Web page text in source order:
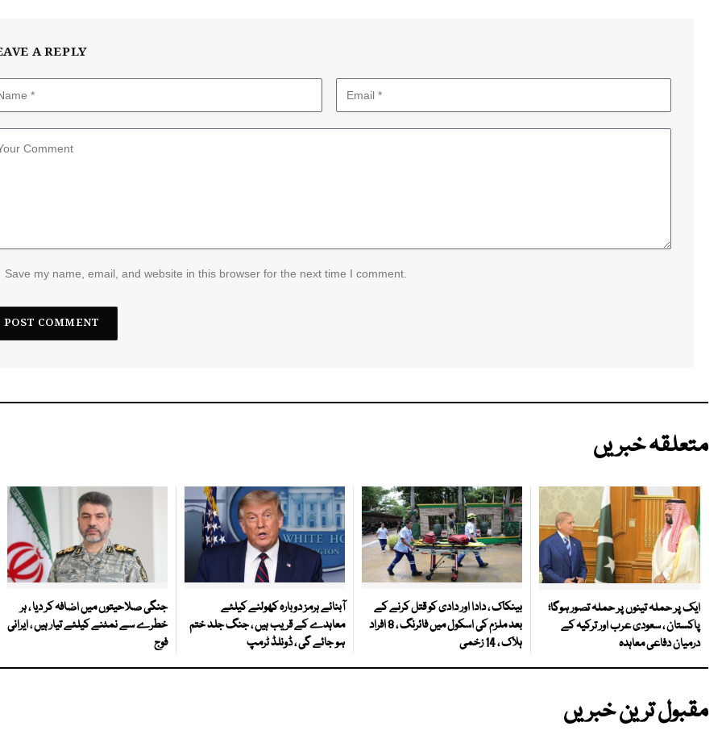
A REPLY
Save my name, email, and website in this browser for the next time I comment.
متعلقہ خبریں
ایک پر حملہ تینوں پر حملہ تصور ہوگا؛
پاکستان ، سعودی عرب اور ترکیہ کے
درمیان دفاعی معاہدہ
بینکاک ، دادا اور دادی کو قتل کرنے کے
بعد ملزم کی اسکول میں فائرنگ ، 8 افراد
ہلاک ، 14 زخمی
آبنائے ہرمز دوبارہ کھولنے کیلئے
معاہدے کے قریب ہیں ، جنگ جلد ختم
ہو جائے گی ، ڈونلڈ ٹرمپ
جنگی صلاحیتوں میں اضافہ کر دیا ، ہر
خطرے سے نمٹنے کیلئے تیار ہیں ، ایرانی
فوج
مقبول ترین خبریں